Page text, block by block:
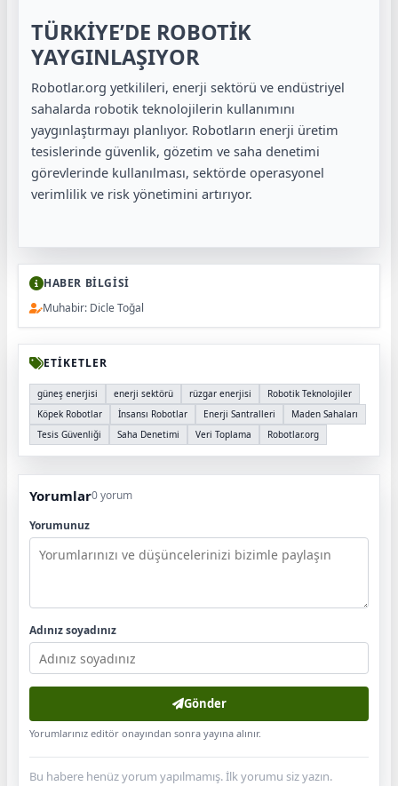
TÜRKİYE’DE ROBOTİK
YAYGINLAŞIYOR
Robotlar.org yetkilileri, enerji sektörü ve endüstriyel
sahalarda robotik teknolojilerin kullanımını
yaygınlaştırmayı planlıyor. Robotların enerji üretim
tesislerinde güvenlik, gözetim ve saha denetimi
görevlerinde kullanılması, sektörde operasyonel
verimlilik ve risk yönetimini artırıyor.
HABER BİLGİSİ
Muhabir: Dicle Toğal
ETİKETLER
güneş enerjisi enerji sektörü rüzgar enerjisi
Robotik Teknolojiler
Köpek Robotlar
İnsansı Robotlar Enerji Santralleri
Maden Sahaları
Tesis Güvenliği
Saha Denetimi Veri Toplama Robotlar.org
Yorumlar0 yorum
Yorumunuz
Adınız soyadınız
Gönder
Yorumlarınız editör onayından sonra yayına alınır.
Bu habere henüz yorum yapılmamış. İlk yorumu siz yazın.